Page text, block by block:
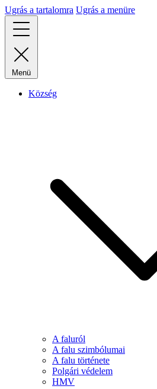
Ugrás a tartalomra Ugrás a menüre
Menü
Község
A faluról
A falu szimbólumai
A falu története
Polgári védelem
HMV